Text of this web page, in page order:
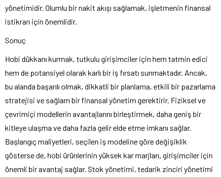
yönetimidir. Olumlu bir nakit akışı sağlamak, işletmenin finansal
istikrarı için önemlidir.
Sonuç
Hobi dükkanı kurmak, tutkulu girişimciler için hem tatmin edici
hem de potansiyel olarak karlı bir iş fırsatı sunmaktadır. Ancak,
bu alanda başarılı olmak, dikkatli bir planlama, etkili bir pazarlama
stratejisi ve sağlam bir finansal yönetim gerektirir. Fiziksel ve
çevrimiçi modellerin avantajlarını birleştirmek, daha geniş bir
kitleye ulaşma ve daha fazla gelir elde etme imkanı sağlar.
Başlangıç maliyetleri, seçilen iş modeline göre değişiklik
gösterse de, hobi ürünlerinin yüksek kar marjları, girişimciler için
önemli bir avantaj sağlar. Stok yönetimi, tedarik zinciri yönetimi